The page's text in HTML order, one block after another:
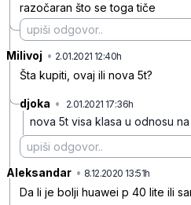
razočaran što se toga tiče
Milivoj • 2.01.2021 12:40h
Šta kupiti, ovaj ili nova 5t?
djoka • 2.01.2021 17:36h
nova 5t visa klasa u odnosu
Aleksandar • 8.12.2020 13:51h
Da li je bolji huawei p 40 lite ili